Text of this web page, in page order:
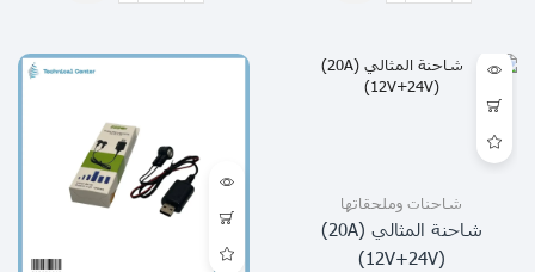
شاحنات وملحقاتها
شاحنة المثالي (20A)
(12V+24V)